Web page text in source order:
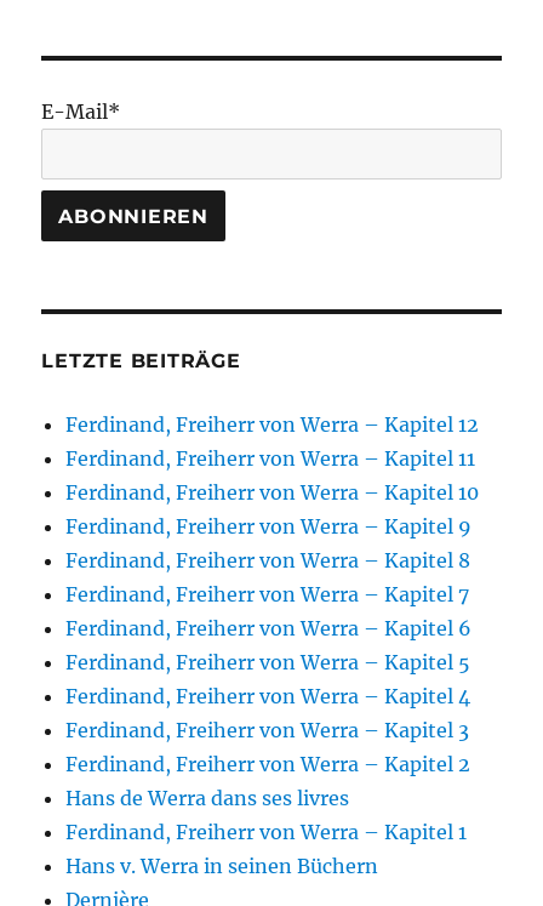
E-Mail*
LETZTE BEITRÄGE
Ferdinand, Freiherr von Werra – Kapitel 12
Ferdinand, Freiherr von Werra – Kapitel 11
Ferdinand, Freiherr von Werra – Kapitel 10
Ferdinand, Freiherr von Werra – Kapitel 9
Ferdinand, Freiherr von Werra – Kapitel 8
Ferdinand, Freiherr von Werra – Kapitel 7
Ferdinand, Freiherr von Werra – Kapitel 6
Ferdinand, Freiherr von Werra – Kapitel 5
Ferdinand, Freiherr von Werra – Kapitel 4
Ferdinand, Freiherr von Werra – Kapitel 3
Ferdinand, Freiherr von Werra – Kapitel 2
Hans de Werra dans ses livres
Ferdinand, Freiherr von Werra – Kapitel 1
Hans v. Werra in seinen Büchern
Dernière